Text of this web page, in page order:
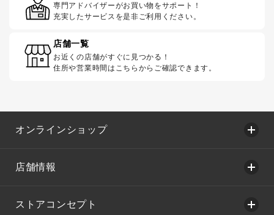
専門アドバイザーがお買い物をサポート！
充実したサービスを是非ご利用ください。
店舗一覧
お近くの店舗がすぐに見つかる！
住所や営業時間はこちらからご確認できます。
オンラインショップ
店舗情報
ストアコンセプト